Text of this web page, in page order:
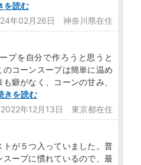
を読む
年02月26日 神奈川県在住
プを自分で作ろうと思うと
コーンスープは簡単に温め
癖がなく、コーンの甘み、
きを読む
2022年12月13日 東京都在住
が５つ入っていました。普
ープに慣れているので、最